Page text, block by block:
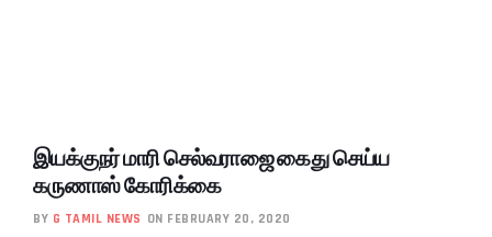
இயக்குநர் மாரி செல்வராஜை கைது செய்ய
கருணாஸ் கோரிக்கை
BY G TAMIL NEWS ON FEBRUARY 20, 2020